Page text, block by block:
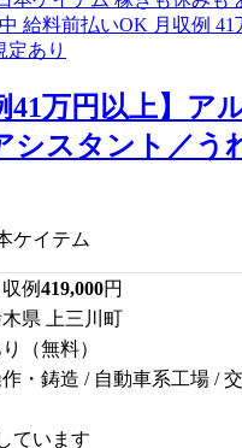
41万円以上】ア
シスタント／う
ケイテム
収例419,000円
県 上三川町
（無料）
・鋳造 / 自動車系工場 /
ています